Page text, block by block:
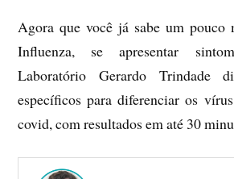
Agora que você já sabe um pouco
Influenza, se apresentar
Laboratório Gerardo Trindade
específicos para diferenciar os
covid, com resultados em até 30